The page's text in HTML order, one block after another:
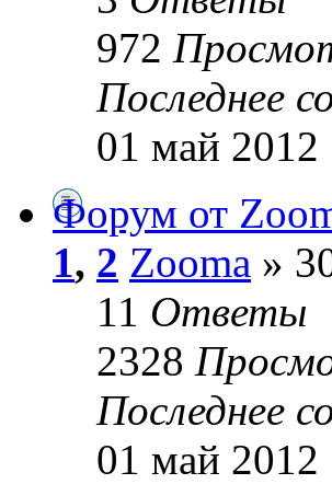
972
Последнее
01 май 2012
Форум от
1, 2 Zooma »
11 Ответы
2328
Последнее
01 май 2012